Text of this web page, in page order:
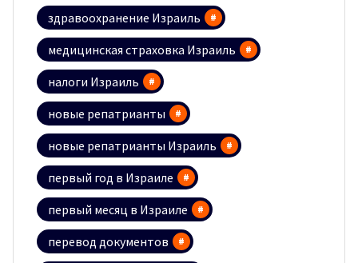
здравоохранение Израиль
медицинская страховка Израиль
налоги Израиль
новые репатрианты
новые репатрианты Израиль
первый год в Израиле
первый месяц в Израиле
перевод документов